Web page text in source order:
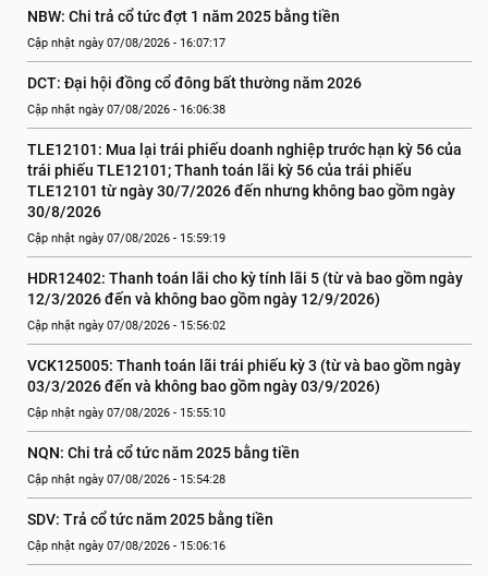
NBW: Chi trả cổ tức đợt 1 năm 2025 bằng tiền
Cập nhật ngày 07/08/2026 - 16:07:17
DCT: Đại hội đồng cổ đông bất thường năm 2026
Cập nhật ngày 07/08/2026 - 16:06:38
TLE12101: Mua lại trái phiếu doanh nghiệp trước hạn kỳ 56 của
trái phiếu TLE12101; Thanh toán lãi kỳ 56 của trái phiếu
TLE12101 từ ngày 30/7/2026 đến nhưng không bao gồm ngày
30/8/2026
Cập nhật ngày 07/08/2026 - 15:59:19
HDR12402: Thanh toán lãi cho kỳ tính lãi 5 (từ và bao gồm ngày
12/3/2026 đến và không bao gồm ngày 12/9/2026)
Cập nhật ngày 07/08/2026 - 15:56:02
VCK125005: Thanh toán lãi trái phiếu kỳ 3 (từ và bao gồm ngày
03/3/2026 đến và không bao gồm ngày 03/9/2026)
Cập nhật ngày 07/08/2026 - 15:55:10
NQN: Chi trả cổ tức năm 2025 bằng tiền
Cập nhật ngày 07/08/2026 - 15:54:28
SDV: Trả cổ tức năm 2025 bằng tiền
Cập nhật ngày 07/08/2026 - 15:06:16